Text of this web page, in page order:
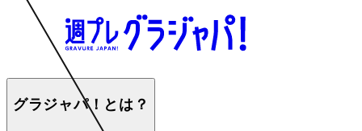
グラジャパ！とは？